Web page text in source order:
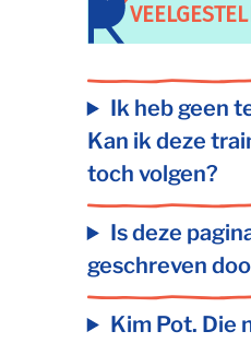
Ik heb geen
Kan ik deze
toch volgen?
Is deze
geschreven
Kim Pot. Die